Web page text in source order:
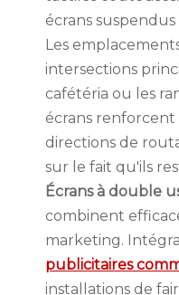
écrans
Les
intersections
cafétéria ou les
écrans
directions de
sur le fait qu'ils
Écrans à double
combinent
marketing.
publicitaires
installations de